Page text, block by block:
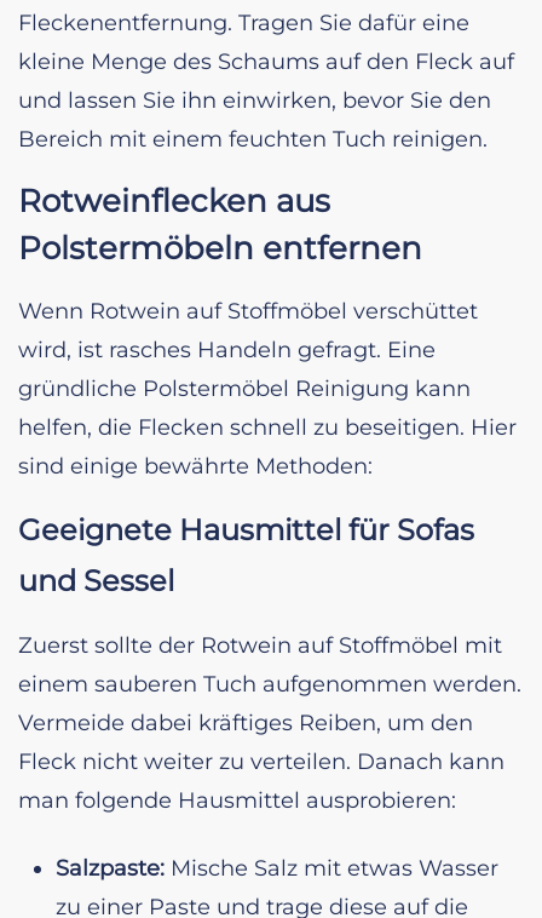
Fleckenentfernung. Tragen Sie dafür eine
kleine Menge des Schaums auf den Fleck auf
und lassen Sie ihn einwirken, bevor Sie den
Bereich mit einem feuchten Tuch reinigen.
Rotweinflecken aus
Polstermöbeln entfernen
Wenn Rotwein auf Stoffmöbel verschüttet
wird, ist rasches Handeln gefragt. Eine
gründliche Polstermöbel Reinigung kann
helfen, die Flecken schnell zu beseitigen. Hier
sind einige bewährte Methoden:
Geeignete Hausmittel für Sofas
und Sessel
Zuerst sollte der Rotwein auf Stoffmöbel mit
einem sauberen Tuch aufgenommen werden.
Vermeide dabei kräftiges Reiben, um den
Fleck nicht weiter zu verteilen. Danach kann
man folgende Hausmittel ausprobieren:
Salzpaste: Mische Salz mit etwas Wasser
zu einer Paste und trage diese auf die